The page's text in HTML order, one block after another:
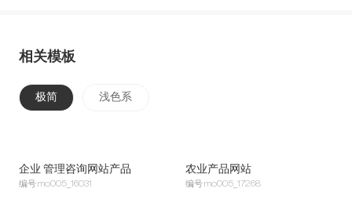
相关模板
极简 浅色系
企业 管理咨询网站产品
编号mo005_16031
农业产品网站
编号 mo005_17268